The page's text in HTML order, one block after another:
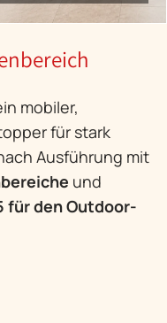
mobiler,
für stark
Ausführung mit
und
für den Outdoor-